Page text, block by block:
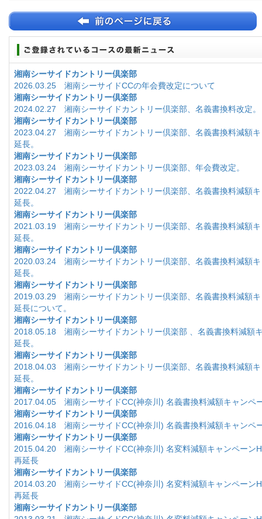
湘南シーサイドカントリー倶楽部
2026.03.25 湘南シーサイドCCの年会費改定について
湘南シーサイドカントリー倶楽部
2024.02.27 湘南シーサイドカントリー倶楽部、名義書換料改定。
湘南シーサイドカントリー倶楽部
2023.04.27 湘南シーサイドカントリー倶楽部、名義書換料減額
延長。
湘南シーサイドカントリー倶楽部
2023.03.24 湘南シーサイドカントリー倶楽部、年会費改定。
湘南シーサイドカントリー倶楽部
2022.04.27 湘南シーサイドカントリー倶楽部、名義書換料減額
延長。
湘南シーサイドカントリー倶楽部
2021.03.19 湘南シーサイドカントリー倶楽部、名義書換料減額
延長。
湘南シーサイドカントリー倶楽部
2020.03.24 湘南シーサイドカントリー倶楽部、名義書換料減額
延長。
湘南シーサイドカントリー倶楽部
2019.03.29 湘南シーサイドカントリー倶楽部、名義書換料減額
延長について。
湘南シーサイドカントリー倶楽部
2018.05.18 湘南シーサイドカントリー倶楽部 、名義書換料減額
延長。
湘南シーサイドカントリー倶楽部
2018.04.03 湘南シーサイドカントリー倶楽部、名義書換料減額
延長。
湘南シーサイドカントリー倶楽部
2017.04.05 湘南シーサイドCC(神奈川) 名義書換料減額キャンペ
湘南シーサイドカントリー倶楽部
2016.04.18 湘南シーサイドCC(神奈川) 名義書換料減額キャンペ
湘南シーサイドカントリー倶楽部
2015.04.20 湘南シーサイドCC(神奈川) 名変料減額キャンペーン
再延長
湘南シーサイドカントリー倶楽部
2014.03.20 湘南シーサイドCC(神奈川) 名変料減額キャンペーン
再延長
湘南シーサイドカントリー倶楽部